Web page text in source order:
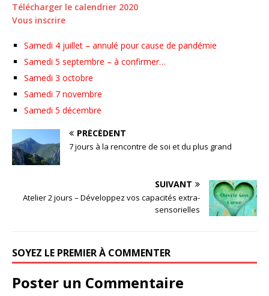
Télécharger le calendrier 2020
Vous inscrire
Samedi 4 juillet – annulé pour cause de pandémie
Samedi 5 septembre – à confirmer…
Samedi 3 octobre
Samedi 7 novembre
Samedi 5 décembre
PRÉCÉDENT
7 jours à la rencontre de soi et du plus grand
SUIVANT
Atelier 2 jours – Développez vos capacités extra-
sensorielles
SOYEZ LE PREMIER À COMMENTER
Poster un Commentaire